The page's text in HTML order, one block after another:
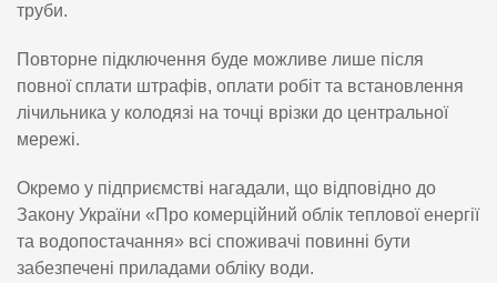
труби.
Повторне підключення буде можливе лише після
повної сплати штрафів, оплати робіт та встановлення
лічильника у колодязі на точці врізки до центральної
мережі.
Окремо у підприємстві нагадали, що відповідно до
Закону України «Про комерційний облік теплової енергії
та водопостачання» всі споживачі повинні бути
забезпечені приладами обліку води.